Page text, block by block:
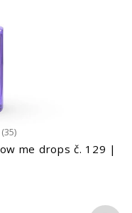
(35)
me drops č. 129 |